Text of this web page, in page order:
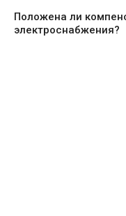
Положена ли
электроснабжения?